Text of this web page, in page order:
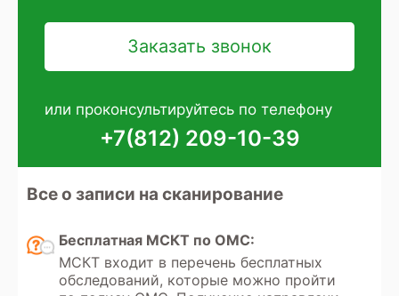
или проконсультируйтесь по телефону
+7(812) 209-10-39
Все о записи на сканирование
Бесплатная МСКТ по ОМС:
МСКТ входит в перечень бесплатных
обследований, которые можно пройти